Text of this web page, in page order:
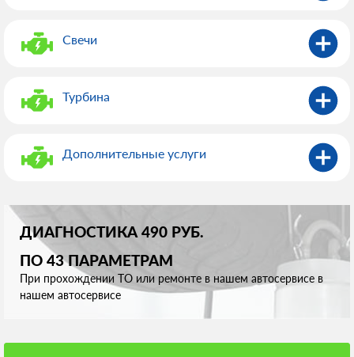
Свечи
Турбина
Дополнительные услуги
ДИАГНОСТИКА 490 РУБ.
ПО 43 ПАРАМЕТРАМ
При прохождении ТО или ремонте в нашем автосервисе в
нашем автосервисе